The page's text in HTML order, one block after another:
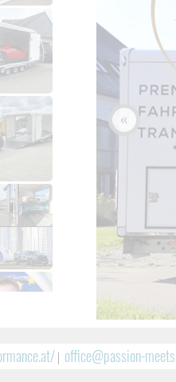
«
| office@passion-